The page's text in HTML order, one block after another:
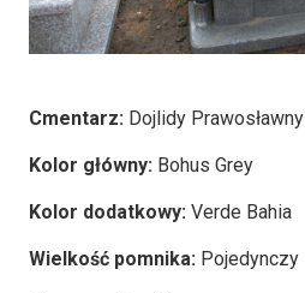
Cmentarz: Dojlidy Prawosławny
Kolor główny: Bohus Grey
Kolor dodatkowy: Verde Bahia
Wielkość pomnika: Pojedynczy